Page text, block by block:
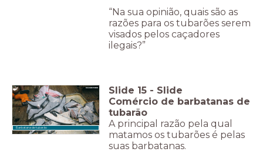
“Na sua opinião, quais são as
razões para os tubarões serem
visados pelos caçadores
ilegais?”
Barbatana de tubarão
Slide 15 - Slide
Comércio de barbatanas de
tubarão
A principal razão pela qual
matamos os tubarões é pelas
suas barbatanas.